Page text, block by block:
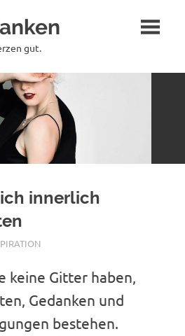
gut.
innerlich
keine Gitter haben,
Gedanken und
bestehen.